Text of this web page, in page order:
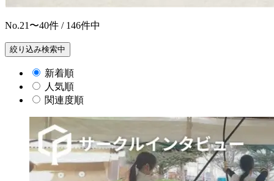
No.21〜40件 / 146件中
絞り込み検索中
新着順
人気順
関連度順